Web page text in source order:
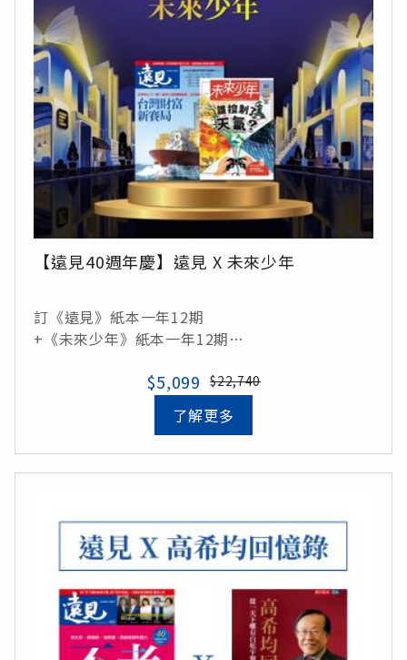
【遠見40週年慶】遠見 X 未來少年
訂《遠見》紙本一年12期
+《未來少年》紙本一年12期
$5,099 $22,740
了解更多